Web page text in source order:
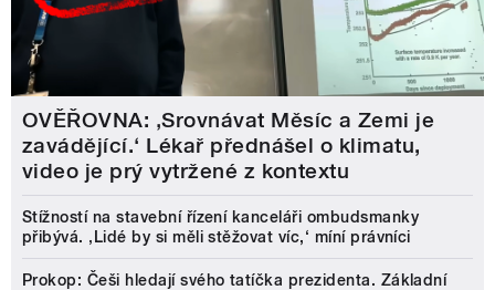
OVĚŘOVNA: ‚Srovnávat Měsíc a Zemi je
zavádějící.‘ Lékař přednášel o klimatu,
video je prý vytržené z kontextu
Stížností na stavební řízení kanceláři ombudsmanky
přibývá. ‚Lidé by si měli stěžovat víc,‘ míní právníci
Prokop: Češi hledají svého tatíčka prezidenta. Základní